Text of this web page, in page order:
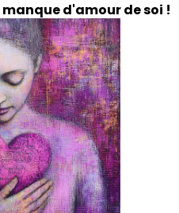
manque d'amour de soi !